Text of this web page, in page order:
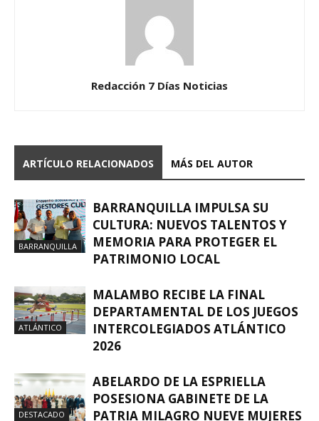
Redacción 7 Días Noticias
ARTÍCULO RELACIONADOS MÁS DEL AUTOR
BARRANQUILLA
BARRANQUILLA IMPULSA SU
CULTURA: NUEVOS TALENTOS Y
MEMORIA PARA PROTEGER EL
PATRIMONIO LOCAL
ATLÁNTICO
MALAMBO RECIBE LA FINAL
DEPARTAMENTAL DE LOS JUEGOS
INTERCOLEGIADOS ATLÁNTICO
2026
DESTACADO
ABELARDO DE LA ESPRIELLA
POSESIONA GABINETE DE LA
PATRIA MILAGRO NUEVE MUJERES